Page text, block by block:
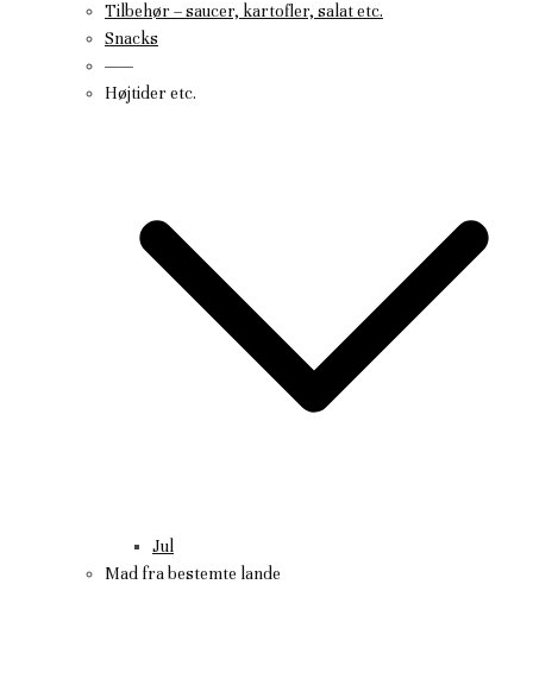
Tilbehør – saucer, kartofler, salat etc.
Snacks
——
Højtider etc.
Jul
Mad fra bestemte lande